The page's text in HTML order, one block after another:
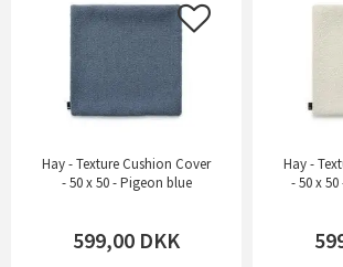
Hay - Texture Cushion Cover
- 50 x 50 - Pigeon blue
599,00 DKK
Hay -
- 50 x